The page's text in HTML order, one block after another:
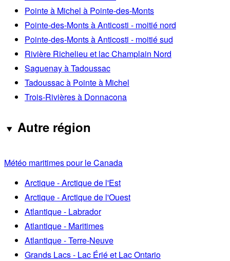
Pointe à Michel à Pointe-des-Monts
Pointe-des-Monts à Anticosti - moitié nord
Pointe-des-Monts à Anticosti - moitié sud
Rivière Richelieu et lac Champlain Nord
Saguenay à Tadoussac
Tadoussac à Pointe à Michel
Trois-Rivières à Donnacona
Autre région
Météo maritimes pour le Canada
Arctique - Arctique de l'Est
Arctique - Arctique de l'Ouest
Atlantique - Labrador
Atlantique - Maritimes
Atlantique - Terre-Neuve
Grands Lacs - Lac Érié et Lac Ontario